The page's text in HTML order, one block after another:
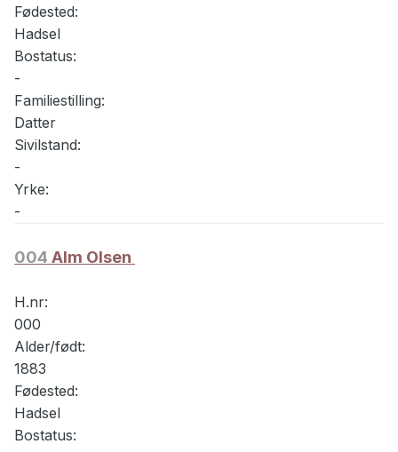
Fødested:
Hadsel
Bostatus:
-
Familiestilling:
Datter
Sivilstand:
-
Yrke:
-
004 Alm Olsen
H.nr:
000
Alder/født:
1883
Fødested:
Hadsel
Bostatus: